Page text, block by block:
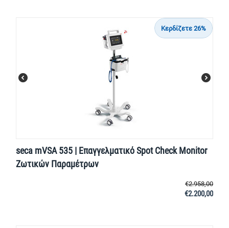
Κερδίζετε 26%
seca mVSA 535 | Επαγγελματικό Spot Check Monitor
Ζωτικών Παραμέτρων
€2.958,00
€2.200,00